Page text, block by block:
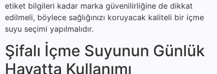
etiket bilgileri kadar marka güvenilirliğine de dikkat
edilmeli, böylece sağlığınızı koruyacak kaliteli bir içme
suyu seçimi yapılmalıdır.
Şifalı İçme Suyunun Günlük
Hayatta Kullanımı